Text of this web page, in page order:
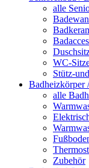
alle
WC-
Stütz-
Badheizkörper
alle
Zubehör